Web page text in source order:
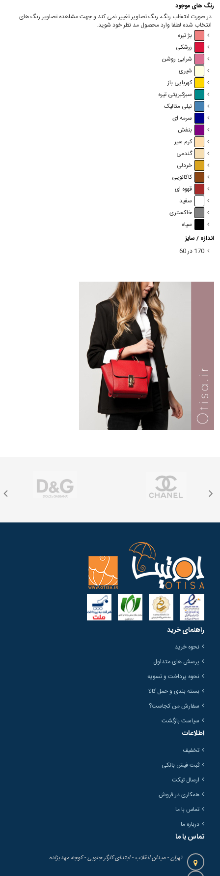
رنگ های موجود
در صورت انتخاب رنگ، رنگ تصاویر تغییر نمی کند و جهت مشاهده تصاویر رنگ های
انتخاب شده لطفا وارد محصول مد نظر خود شوید.
بژ تیره
زرشکی
شرابی روشن
شیری
کهربایی باز
سبزکبریتی تیره
نیلی متالیک
سرمه ای
بنفش
کرم سیر
گندمی
خردلی
کاکائویی
قهوه ای
سفید
خاکستری
سیاه
اندازه / سایز
170 در 60
راهنمای خرید
نحوه خرید
پرسش های متداول
نحوه پرداخت و تسویه
بسته بندی و حمل کالا
سفارش من کجاست؟
سیاست بازگشت
اطلاعات
تخفیف
ثبت فیش بانکی
ارسال تیکت
همکاری در فروش
تماس با ما
درباره ما
تماس با ما
تهران - میدان انقلاب - ابتدای کارگر جنوبی - کوچه مهدیزاده